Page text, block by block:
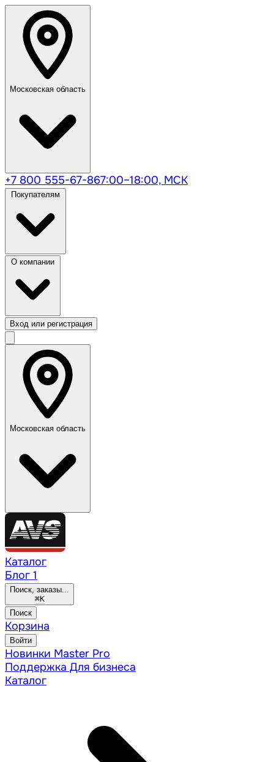
Московская область
+7 800 555-67-867:00–18:00, МСК
Вход или регистрация
Московская область
Каталог
Блог 1
Поиск, заказы...
⌘K
Поиск
Корзина
Войти
Новинки Master Pro
Поддержка Для бизнеса
Каталог